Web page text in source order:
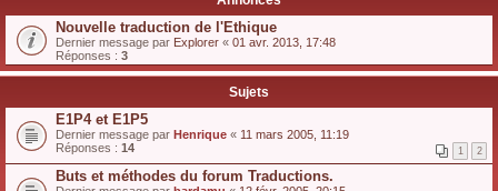
Nouvelle traduction de l'Ethique
Dernier message par Explorer « 01 avr. 2013, 17:48
Réponses : 3
Sujets
E1P4 et E1P5
Dernier message par Henrique « 11 mars 2005, 11:19
Réponses : 14 1 2
Buts et méthodes du forum Traductions.